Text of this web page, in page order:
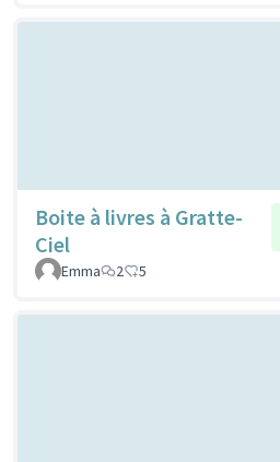
Boite à livres à Gratte-
Ciel
Emma
2 5